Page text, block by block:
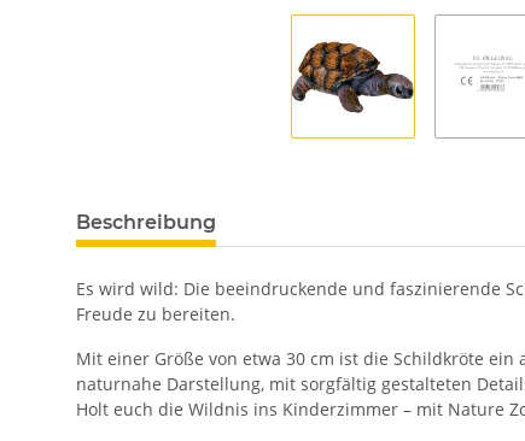
Beschreibung
Es wird wild: Die beeindruckende und faszinierende
Freude zu bereiten.
Mit einer Größe von etwa 30 cm ist die Schildkröte
naturnahe Darstellung, mit sorgfältig gestalteten
Holt euch die Wildnis ins Kinderzimmer – mit Nature